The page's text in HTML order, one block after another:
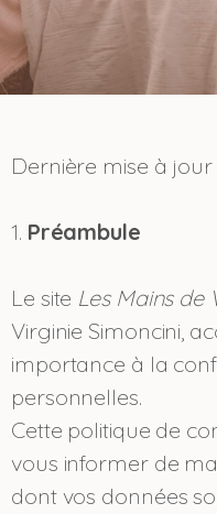
Dernière mise à
1. Préambule
Le site Les Mains de
Virginie Simoncini,
importance à la
personnelles.
Cette politique de
vous informer de
dont vos données